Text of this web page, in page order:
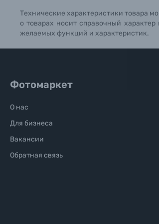
Б/У фототехника
Технические характеристики товара
о товарах носит справочный
желаемых функций и характеристик.
Фотомаркет
О нас
Для бизнеса
Вакансии
Обратная связь